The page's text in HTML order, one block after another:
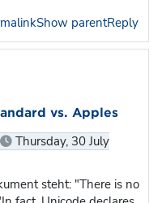
Show parentReply
vs. Apples
Thursday, 30 July
steht: "There is no